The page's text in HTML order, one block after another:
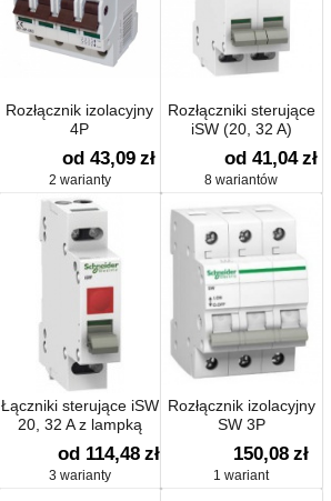
Rozłącznik izolacyjny
4P
od 43,09 zł
2 warianty
Rozłączniki sterujące
iSW (20, 32 A)
od 41,04 zł
8 wariantów
Łączniki sterujące iSW
20, 32 A z lampką
sygnalizacyjną
od 114,48 zł
3 warianty
Rozłącznik izolacyjny
SW 3P
150,08 zł
1 wariant